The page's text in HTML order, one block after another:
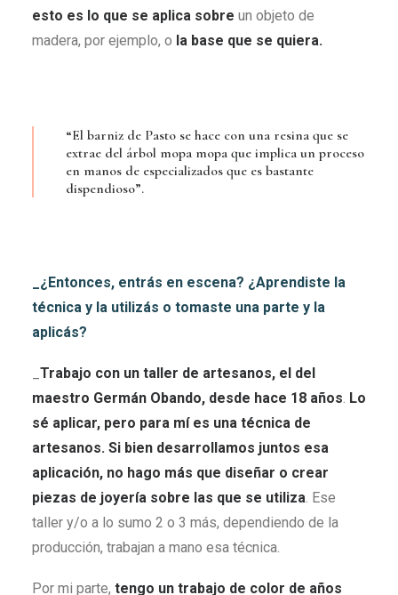
esto es lo que se aplica sobre un objeto de
madera, por ejemplo, o la base que se quiera.
“El barniz de Pasto se hace con una resina que se
extrae del árbol mopa mopa que implica un proceso
en manos de especializados que es bastante
dispendioso”.
_¿Entonces, entrás en escena? ¿Aprendiste la
técnica y la utilizás o tomaste una parte y la
aplicás?
Trabajo con un taller de artesanos, el del
maestro Germán Obando, desde hace 18 años. Lo
sé aplicar, pero para mí es una técnica de
artesanos. Si bien desarrollamos juntos esa
aplicación, no hago más que diseñar o crear
piezas de joyería sobre las que se utiliza. Ese
taller y/o a lo sumo 2 o 3 más, dependiendo de la
producción, trabajan a mano esa técnica.
Por mi parte, tengo un trabajo de color de años